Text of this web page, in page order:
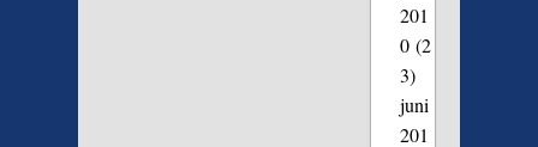
201
0(2
3)
juni
201